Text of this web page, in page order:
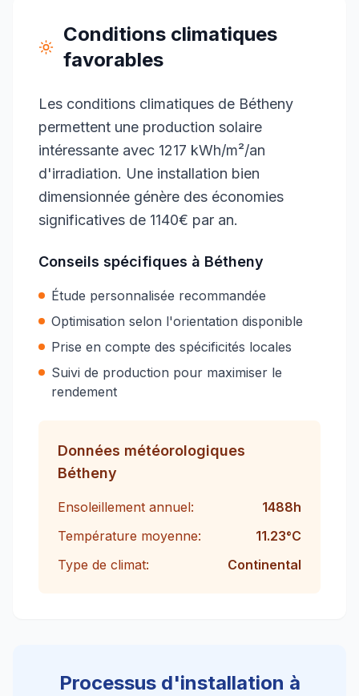
Conditions climatiques
favorables
Les conditions climatiques de Bétheny
permettent une production solaire
intéressante avec 1217 kWh/m²/an
d'irradiation. Une installation bien
dimensionnée génère des économies
significatives de 1140€ par an.
Conseils spécifiques à Bétheny
Étude personnalisée recommandée
Optimisation selon l'orientation disponible
Prise en compte des spécificités locales
Suivi de production pour maximiser le
rendement
Données météorologiques
Bétheny
Ensoleillement annuel: 1488h
Température moyenne:
11.23°C
Type de climat:
Continental
Processus d'installation à